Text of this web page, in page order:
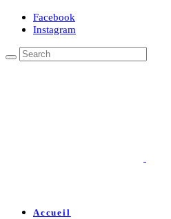
Facebook
Instagram
Accueil